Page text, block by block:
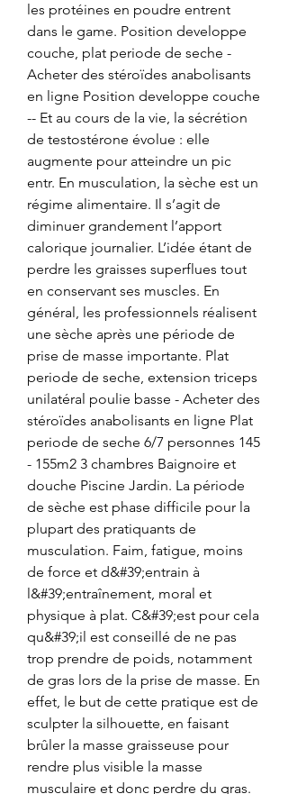
les protéines en poudre entrent
dans le game. Position developpe
couche, plat periode de seche -
Acheter des stéroïdes anabolisants
en ligne Position developpe couche
-- Et au cours de la vie, la sécrétion
de testostérone évolue : elle
augmente pour atteindre un pic
entr. En musculation, la sèche est un
régime alimentaire. Il s’agit de
diminuer grandement l’apport
calorique journalier. L’idée étant de
perdre les graisses superflues tout
en conservant ses muscles. En
général, les professionnels réalisent
une sèche après une période de
prise de masse importante. Plat
periode de seche, extension triceps
unilatéral poulie basse - Acheter des
stéroïdes anabolisants en ligne Plat
periode de seche 6/7 personnes 145
- 155m2 3 chambres Baignoire et
douche Piscine Jardin. La période
de sèche est phase difficile pour la
plupart des pratiquants de
musculation. Faim, fatigue, moins
de force et d&#39;entrain à
l&#39;entraînement, moral et
physique à plat. C&#39;est pour cela
qu&#39;il est conseillé de ne pas
trop prendre de poids, notamment
de gras lors de la prise de masse. En
effet, le but de cette pratique est de
sculpter la silhouette, en faisant
brûler la masse graisseuse pour
rendre plus visible la masse
musculaire et donc perdre du gras.